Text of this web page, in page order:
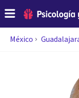
México